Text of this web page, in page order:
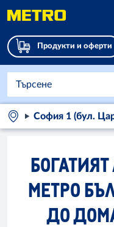
Продукти и оферти
София 1 (бул.
МЕТРО
ДО